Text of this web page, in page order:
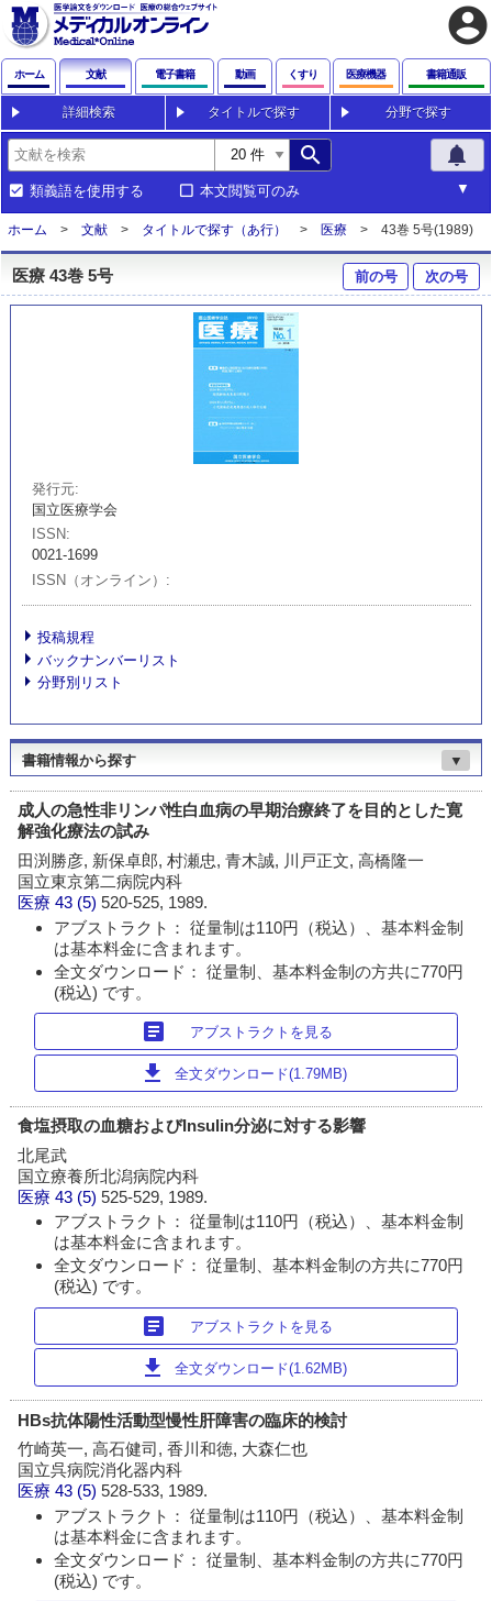
account_circle
ホーム 文献 電子書籍 動画 くすり 医療機器 書籍通販
詳細検索 タイトルで探す 分野で探す
search notifications
類義語を使用する 本文閲覧可のみ
ホーム 文献 タイトルで探す（あ行） 医療 43巻 5号(1989)
医療 43巻 5号 前の号 次の号
発行元
国立医療学会
ISSN
0021-1699
ISSN（オンライン）
投稿規程
バックナンバーリスト
分野別リスト
書籍情報から探す ▼
成人の急性非リンパ性白血病の早期治療終了を目的とした寛
解強化療法の試み
田渕勝彦, 新保卓郎, 村瀬忠, 青木誠, 川戸正文, 高橋隆一
国立東京第二病院内科
医療 43 (5)520-525, 1989.
アブストラクト： 従量制は110円（税込）、基本料金制
は基本料金に含まれます。
全文ダウンロード： 従量制、基本料金制の方共に770円
(税込) です。
article アブストラクトを見る
download 全文ダウンロード(1.79MB)
食塩摂取の血糖およびInsulin分泌に対する影響
北尾武
国立療養所北潟病院内科
医療 43 (5)525-529, 1989.
アブストラクト： 従量制は110円（税込）、基本料金制
は基本料金に含まれます。
全文ダウンロード： 従量制、基本料金制の方共に770円
(税込) です。
article アブストラクトを見る
download 全文ダウンロード(1.62MB)
HBs抗体陽性活動型慢性肝障害の臨床的検討
竹崎英一, 高石健司, 香川和徳, 大森仁也
国立呉病院消化器内科
医療 43 (5)528-533, 1989.
アブストラクト： 従量制は110円（税込）、基本料金制
は基本料金に含まれます。
全文ダウンロード： 従量制、基本料金制の方共に770円
(税込) です。